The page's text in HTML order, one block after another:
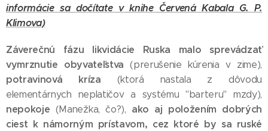
informácie sa dočítate v knihe Červená Kabala G. P.
Klimova)
Záverečnú fázu likvidácie Ruska malo sprevádzať
vymrznutie obyvateľstva (prerušenie kúrenia v zime),
potravinová kríza (ktorá nastala z dôvodu
elementárnych neplatičov a systému "barteru" mzdy),
nepokoje (Manežka, čo?), ako aj položením dobrých
ciest k námorným prístavom, cez ktoré by sa ruské